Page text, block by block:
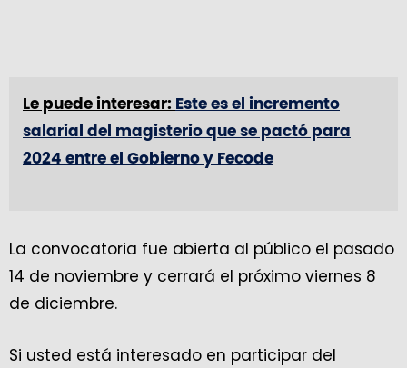
Le puede interesar: Este es el incremento
salarial del magisterio que se pactó para
2024 entre el Gobierno y Fecode
La convocatoria fue abierta al público el pasado
14 de noviembre y cerrará el próximo viernes 8
de diciembre.
Si usted está interesado en participar del